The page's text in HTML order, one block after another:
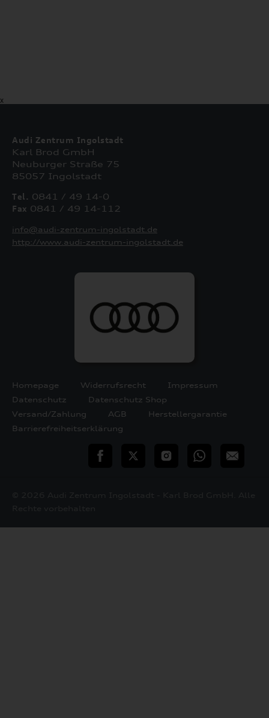
X
Audi Zentrum Ingolstadt
Karl Brod GmbH
Neuburger Straße 75
85057 Ingolstadt
Tel. 0841 / 49 14-0
Fax 0841 / 49 14-112
info@audi-zentrum-ingolstadt.de
http://www.audi-zentrum-ingolstadt.de
Homepage Widerrufsrecht
Impressum
Datenschutz
Datenschutz Shop
Versand/Zahlung
AGB
Herstellergarantie
Barrierefreiheitserklärung
teilen Twitter InstagramWhatsApp
E-